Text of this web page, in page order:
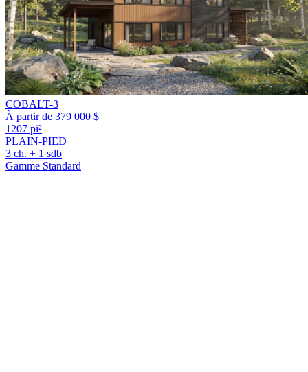
COBALT-3
À partir de 379 000 $
1207 pi²
PLAIN-PIED
3 ch. + 1 sdb
Gamme Standard